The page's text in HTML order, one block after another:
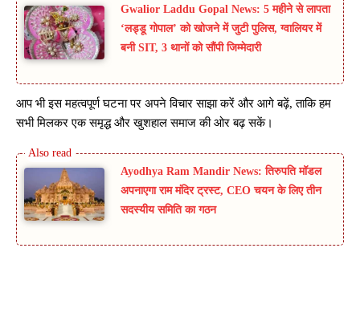
Gwalior Laddu Gopal News: 5 महीने से लापता
‘लड्डू गोपाल’ को खोजने में जुटी पुलिस, ग्वालियर में
बनी SIT, 3 थानों को सौंपी जिम्मेदारी
आप भी इस महत्वपूर्ण घटना पर अपने विचार साझा करें और आगे बढ़ें, ताकि हम
सभी मिलकर एक समृद्ध और खुशहाल समाज की ओर बढ़ सकें।
Ayodhya Ram Mandir News: तिरुपति मॉडल
अपनाएगा राम मंदिर ट्रस्ट, CEO चयन के लिए तीन
सदस्यीय समिति का गठन